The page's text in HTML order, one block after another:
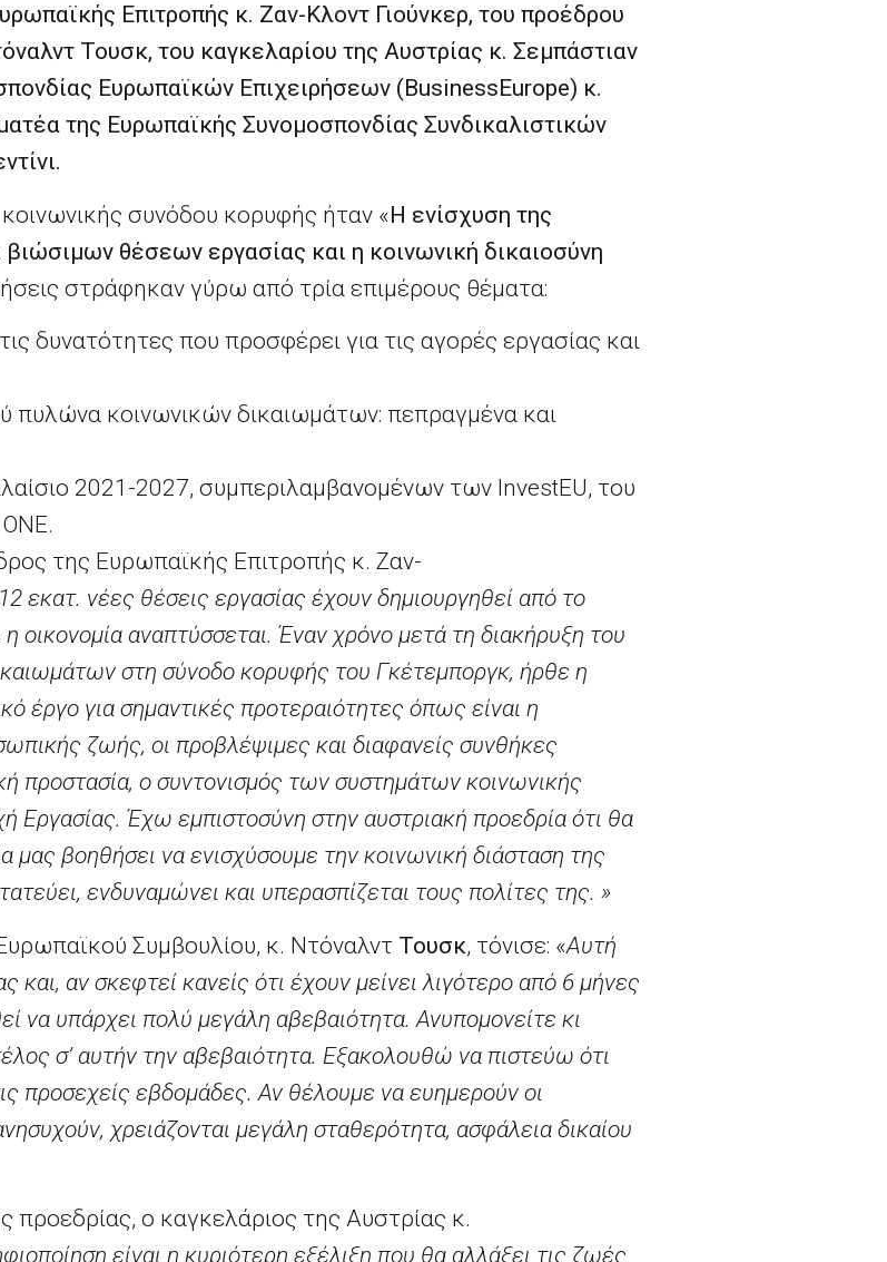
Επιτροπής κ. Ζαν-Κλοντ Γιούνκερ, του προέδρου
Τουσκ, του καγκελαρίου της Αυστρίας κ. Σεμπάστιαν
Ευρωπαϊκών Επιχειρήσεων (BusinessEurope) κ.
της Ευρωπαϊκής Συνομοσπονδίας Συνδικαλιστικών
συνόδου κορυφής ήταν «Η ενίσχυση της
βιώσιμων θέσεων εργασίας και η κοινωνική δικαιοσύνη
στράφηκαν γύρω από τρία επιμέρους θέματα:
δυνατότητες που προσφέρει για τις αγορές εργασίας και
πυλώνα κοινωνικών δικαιωμάτων: πεπραγμένα και
2021-2027, συμπεριλαμβανομένων των InvestEU, του
ΟΝΕ.
της Ευρωπαϊκής Επιτροπής κ. Ζαν-
εκατ. νέες θέσεις εργασίας έχουν δημιουργηθεί από το
η οικονομία αναπτύσσεται. Έναν χρόνο μετά τη διακήρυξη του
στη σύνοδο κορυφής του Γκέτεμποργκ, ήρθε η
έργο για σημαντικές προτεραιότητες όπως είναι η
ζωής, οι προβλέψιμες και διαφανείς συνθήκες
προστασία, ο συντονισμός των συστημάτων κοινωνικής
Εργασίας. Έχω εμπιστοσύνη στην αυστριακή προεδρία ότι θα
μας βοηθήσει να ενισχύσουμε την κοινωνική διάσταση της
ενδυναμώνει και υπερασπίζεται τους πολίτες της. »
Συμβουλίου, κ. Ντόναλντ Τουσκ, τόνισε: «Αυτή
και, αν σκεφτεί κανείς ότι έχουν μείνει λιγότερο από 6 μήνες
να υπάρχει πολύ μεγάλη αβεβαιότητα. Ανυπομονείτε κι
σ’ αυτήν την αβεβαιότητα. Εξακολουθώ να πιστεύω ότι
προσεχείς εβδομάδες. Αν θέλουμε να ευημερούν οι
χρειάζονται μεγάλη σταθερότητα, ασφάλεια δικαίου
ο καγκελάριος της Αυστρίας κ.
είναι η κυριότερη εξέλιξη που θα αλλάξει τις ζωές